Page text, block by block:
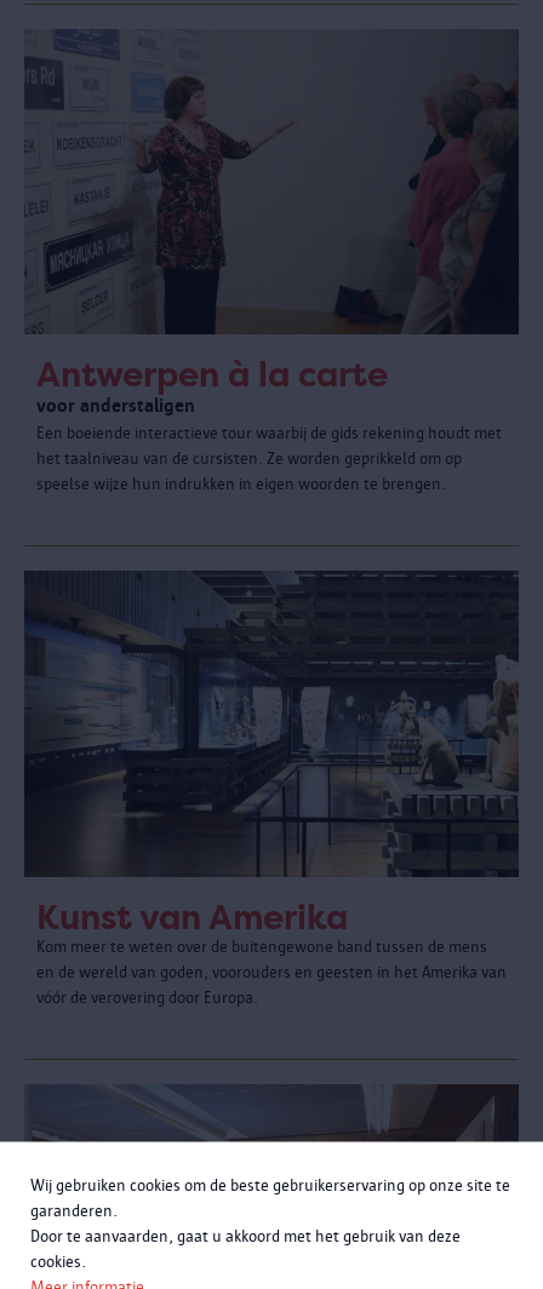
Wij gebruiken cookies om de beste gebruikerservaring op onze site te
garanderen.
Door te aanvaarden, gaat u akkoord met het gebruik van deze
cookies.
Antwerpen à la carte
voor anderstaligen
Een boeiende interactieve tour waarbij de gids rekening houdt met
het taalniveau van de cursisten. Ze worden geprikkeld om op
speelse wijze hun indrukken in eigen woorden te brengen.
Kunst van Amerika
Kom meer te weten over de buitengewone band tussen de mens
en de wereld van goden, voorouders en geesten in het Amerika van
vóór de verovering door Europa.